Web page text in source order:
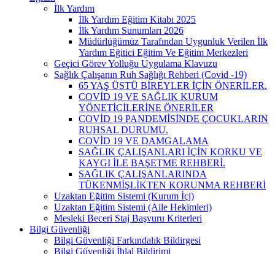
İlk Yardım
İlk Yardım Eğitim Kitabı 2025
İlk Yardım Sunumları 2026
Müdürlüğümüz Tarafından Uygunluk Verilen İlk
Yardım Eğitici Eğitim Ve Eğitim Merkezleri
Geçici Görev Yolluğu Uygulama Klavuzu
Sağlık Çalışanın Ruh Sağlığı Rehberi (Covid -19)
65 YAŞ ÜSTÜ BİREYLER İÇİN ÖNERİLER.
COVİD 19 VE SAĞLIK KURUM
YÖNETİCİLERİNE ÖNERİLER
COVİD 19 PANDEMİSİNDE ÇOCUKLARIN
RUHSAL DURUMU.
COVİD 19 VE DAMGALAMA
SAĞLIK ÇALIŞANLARI İÇİN KORKU VE
KAYGI İLE BAŞETME REHBERİ.
SAĞLIK ÇALIŞANLARINDA
TÜKENMİŞLİKTEN KORUNMA REHBERİ
Uzaktan Eğitim Sistemi (Kurum İçi)
Uzaktan Eğitim Sistemi (Aile Hekimleri)
Mesleki Beceri Staj Başvuru Kriterleri
Bilgi Güvenliği
Bilgi Güvenliği Farkındalık Bildirgesi
Bilgi Güvenliği İhlal Bildirimi